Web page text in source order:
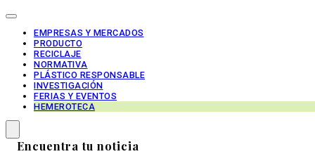
EMPRESAS Y MERCADOS
PRODUCTO
RECICLAJE
NORMATIVA
PLÁSTICO RESPONSABLE
INVESTIGACIÓN
FERIAS Y EVENTOS
HEMEROTECA
Encuentra tu noticia